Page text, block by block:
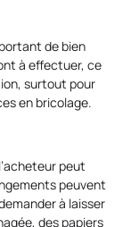
de bien
à effectuer, ce
surtout pour
en bricolage.
peut
peuvent
à laisser
des papiers